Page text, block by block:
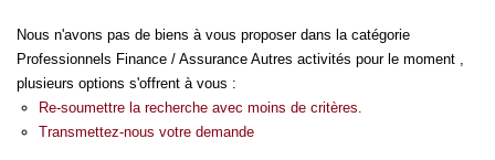
NOS AGENCES
Nos Agences
Créer une alerte
Nous n'avons pas de biens à vous proposer dans la catégorie
Professionnels Finance / Assurance Autres activités pour le moment ,
plusieurs options s'offrent à vous :
Re-soumettre la recherche avec moins de critères.
Transmettez-nous votre demande